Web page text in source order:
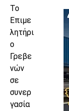
Το
Επιμε
λητήρι
ο
Γρεβε
νών
σε
συνερ
γασία